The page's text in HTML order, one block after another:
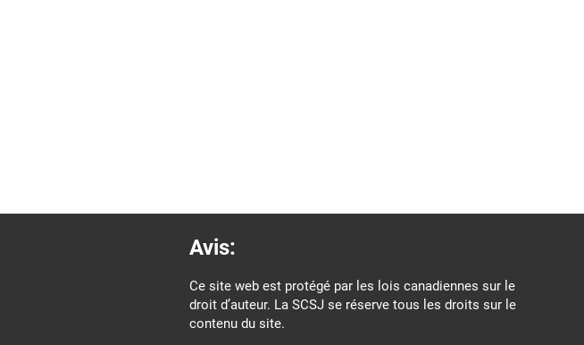
Avis:
Ce site web est protégé par les lois canadiennes sur le
droit d’auteur. La SCSJ se réserve tous les droits sur le
contenu du site.